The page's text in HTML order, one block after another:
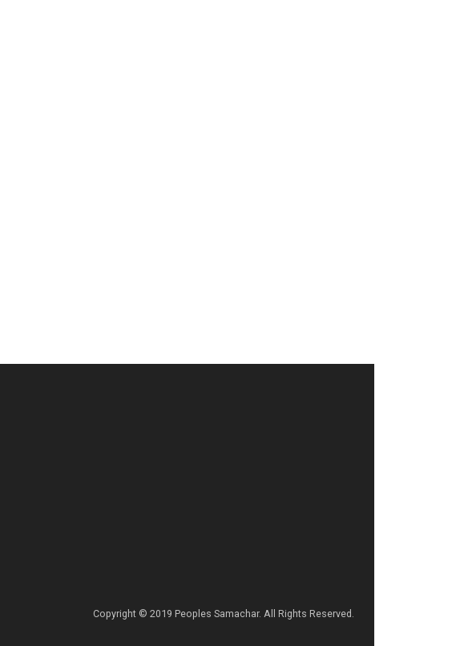
Copyright © 2019 Peoples Samachar. All Rights Reserved.